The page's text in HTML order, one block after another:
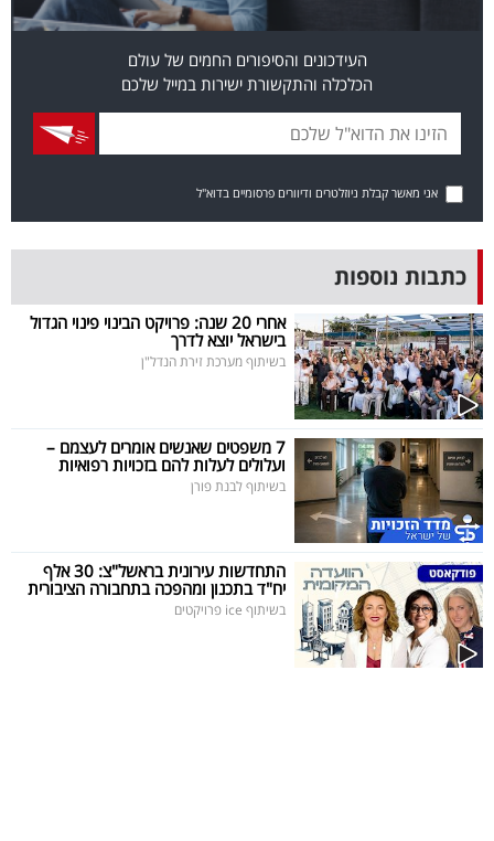
באייס
עקבו
אחרינו:
העידכונים והסיפורים החמים של עולם
הכלכלה והתקשורת ישירות במייל שלכם
אני מאשר קבלת ניוזלטרים ודיוורים פרסומיים בדוא"ל
כתבות נוספות
אחרי 20 שנה: פרויקט הבינוי פינוי הגדול
בישראל יוצא לדרך
בשיתוף מערכת זירת הנדל"ן
7 משפטים שאנשים אומרים לעצמם –
ועלולים לעלות להם בזכויות רפואיות
בשיתוף לבנת פורן
התחדשות עירונית בראשל"צ: 30 אלף
יח"ד בתכנון ומהפכה בתחבורה הציבורית
בשיתוף ice פרויקטים